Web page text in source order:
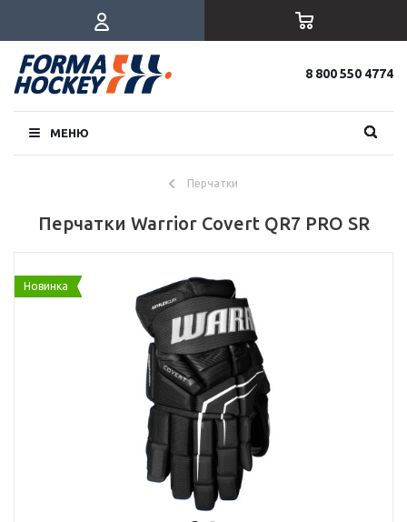
8 800 550 4774
МЕНЮ
Перчатки
Перчатки Warrior Covert QR7 PRO SR
Новинка